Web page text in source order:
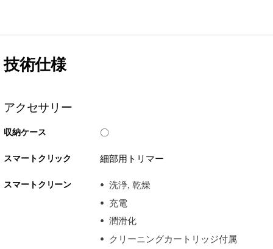
技術仕様
アクセサリー
収納ケース 〇
スマートクリック 細部用トリマー
スマートクリーン
洗浄, 乾燥
充電
潤滑化
クリーニングカートリッジ付属